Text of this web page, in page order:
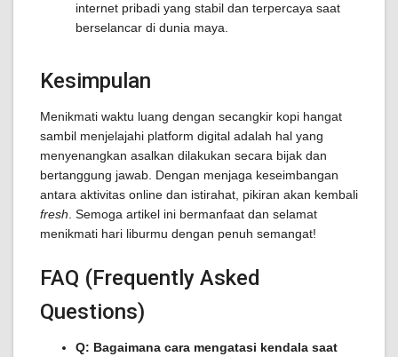
internet pribadi yang stabil dan terpercaya saat
berselancar di dunia maya.
Kesimpulan
Menikmati waktu luang dengan secangkir kopi hangat
sambil menjelajahi platform digital adalah hal yang
menyenangkan asalkan dilakukan secara bijak dan
bertanggung jawab. Dengan menjaga keseimbangan
antara aktivitas online dan istirahat, pikiran akan kembali
fresh . Semoga artikel ini bermanfaat dan selamat
menikmati hari liburmu dengan penuh semangat!
FAQ (Frequently Asked
Questions)
Q: Bagaimana cara mengatasi kendala saat